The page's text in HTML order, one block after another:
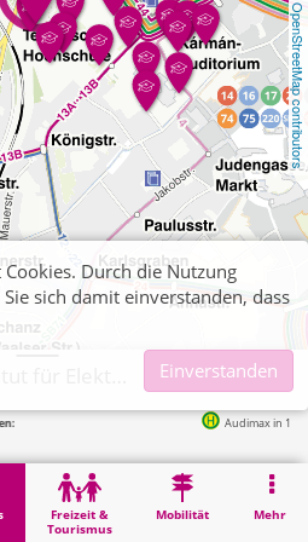
OpenStreetMap contributors
Freizeit &
Tourismus
Mobilität Mehr
Audimax in 125m
Aachen, RWTH Institut für Elektrische Anlagen
Durch die Nutzung
sich damit einverstanden, dass
Einverstanden